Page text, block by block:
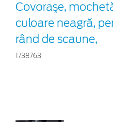
Covoraşe,
culoare neagră,
rând de scaune,
1738763